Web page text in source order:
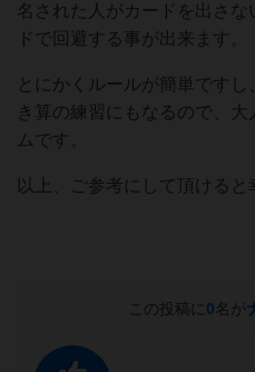
名された人がカードを出さ
ドで回避する事が出来ます。
とにかくルールが簡単ですし
き算の練習にもなるので、
ムです。
以上、ご参考にして頂けると
この投稿に 0名が